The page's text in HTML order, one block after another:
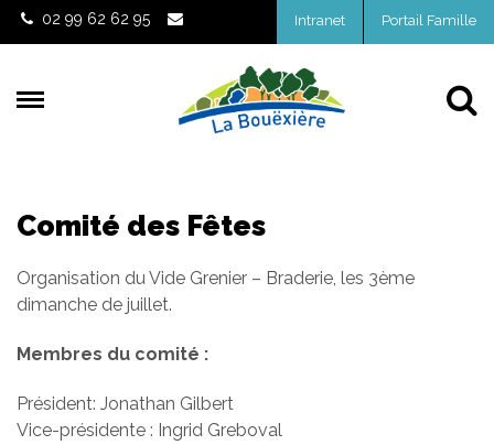
Gestion des traceurs
02 99 62 62 95 Intranet Portail Famille
Comité des Fêtes
Organisation du Vide Grenier – Braderie, les 3ème
dimanche de juillet.
Membres du comité :
Président: Jonathan Gilbert
Vice-présidente : Ingrid Greboval